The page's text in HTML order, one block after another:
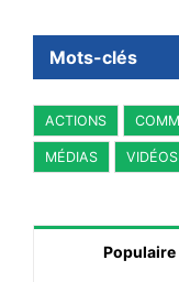
Mots-clés
ACTIONS
MÉDIAS VIDÉOS
Populaire